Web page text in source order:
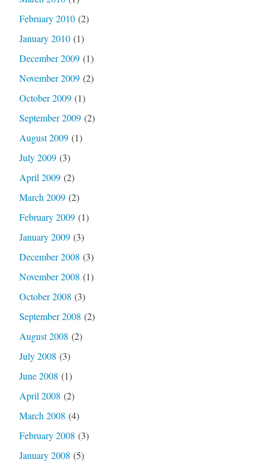
February 2010(2)
January 2010(1)
December 2009(1)
November 2009(2)
October 2009(1)
September 2009(2)
August 2009(1)
July 2009(3)
April 2009(2)
March 2009(2)
February 2009(1)
January 2009(3)
December 2008 (3)
November 2008 (1)
October 2008 (3)
September 2008 (2)
August 2008 (2)
July 2008 (3)
June 2008 (1)
April 2008 (2)
March 2008 (4)
February 2008 (3)
January 2008 (5)